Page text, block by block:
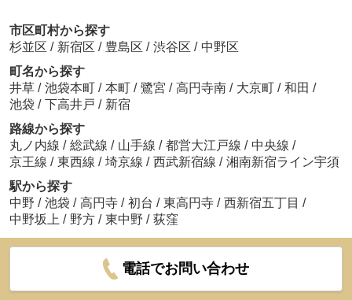
市区町村から探す
杉並区 / 新宿区 / 豊島区 / 渋谷区 / 中野区
町名から探す
井草 / 池袋本町 / 本町 / 鷺宮 / 高円寺南 / 大京町 / 和田 /
池袋 / 下高井戸 / 新宿
路線から探す
丸ノ内線 / 総武線 / 山手線 / 都営大江戸線 / 中央線 /
京王線 / 東西線 / 埼京線 / 西武新宿線 / 湘南新宿ライン宇須
駅から探す
中野 / 池袋 / 高円寺 / 初台 / 東高円寺 / 西新宿五丁目 /
中野坂上 / 野方 / 東中野 / 荻窪
電話でお問い合わせ